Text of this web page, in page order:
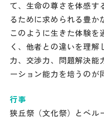
て、生命の尊さを体感す
るために求められる豊か
このように生きた体験を
く、他者との違いを理
力、交渉力、問題解決能
ーション能力を培うのが
行事
狭丘祭（文化祭）とベル